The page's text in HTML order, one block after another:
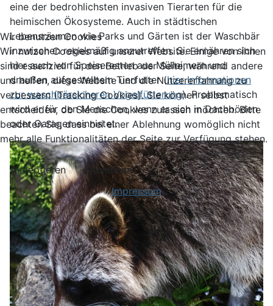
eine der bedrohlichsten invasiven Tierarten für die
heimischen Ökosysteme. Auch in städtischen
Lebensräumen wie Parks und Gärten ist der Waschbär
inzwischen regelmäßig anzutreffen. Sie ernähren sich
hier auch von Speiseresten aus Mülleimern und
draußen aufgestelltem Tierfutter (hier Informationen
zur waschbärsicheren Vogelfütterung). Problematisch
wird er für den Menschen, wenn er sich in Dachböden
oder Garagen einnistet.
Wir benutzen Cookies
Wir nutzen Cookies auf unserer Website. Einige von ihnen
sind essenziell für den Betrieb der Seite, während andere
uns helfen, diese Website und die Nutzererfahrung zu
verbessern (Tracking Cookies). Sie können selbst
entscheiden, ob Sie die Cookies zulassen möchten. Bitte
beachten Sie, dass bei einer Ablehnung womöglich nicht
mehr alle Funktionalitäten der Seite zur Verfügung stehen.
Akzeptieren
Ablehnen
Impressum